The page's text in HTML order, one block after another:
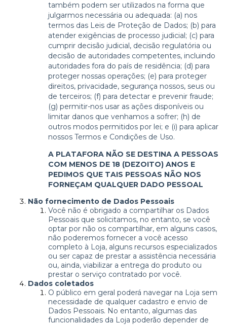
também podem ser utilizados na forma que
julgarmos necessária ou adequada: (a) nos
termos das Leis de Proteção de Dados; (b) para
atender exigências de processo judicial; (c) para
cumprir decisão judicial, decisão regulatória ou
decisão de autoridades competentes, incluindo
autoridades fora do país de residência; (d) para
proteger nossas operações; (e) para proteger
direitos, privacidade, segurança nossos, seus ou
de terceiros; (f) para detectar e prevenir fraude;
(g) permitir-nos usar as ações disponíveis ou
limitar danos que venhamos a sofrer; (h) de
outros modos permitidos por lei; e (i) para aplicar
nossos Termos e Condições de Uso.
A PLATAFORA NÃO SE DESTINA A PESSOAS
COM MENOS DE 18 (DEZOITO) ANOS E
PEDIMOS QUE TAIS PESSOAS NÃO NOS
FORNEÇAM QUALQUER DADO PESSOAL
Não fornecimento de Dados Pessoais
Você não é obrigado a compartilhar os Dados
Pessoais que solicitamos, no entanto, se você
optar por não os compartilhar, em alguns casos,
não poderemos fornecer a você acesso
completo à Loja, alguns recursos especializados
ou ser capaz de prestar a assistência necessária
ou, ainda, viabilizar a entrega do produto ou
prestar o serviço contratado por você.
Dados coletados
O público em geral poderá navegar na Loja sem
necessidade de qualquer cadastro e envio de
Dados Pessoais. No entanto, algumas das
funcionalidades da Loja poderão depender de